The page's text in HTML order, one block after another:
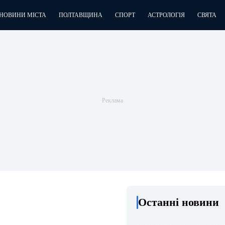
МІСТА ПОЛТАВЩИНА СПОРТ АСТРОЛОГІЯ СВЯТА
Останні новини